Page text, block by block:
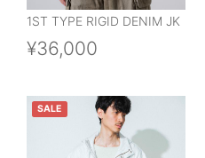
1ST TYPE RIGID DENIM JK
¥36,000
SALE